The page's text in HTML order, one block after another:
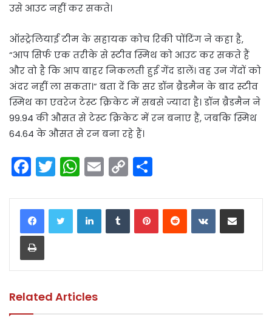
उसे आउट नहीं कर सकते।
ऑस्ट्रेलियाई टीम के सहायक कोच रिकी पोंटिंग ने कहा है,
“आप सिर्फ एक तरीके से स्टीव स्मिथ को आउट कर सकते हैं
और वो है कि आप बाहर निकलती हुई गेंद डालें। वह उन गेंदों को
अंदर नहीं ला सकता।” बता दें कि सर डॉन ब्रैडमैन के बाद स्टीव
स्मिथ का एवरेज टेस्ट क्रिकेट में सबसे ज्यादा है। डॉन ब्रैडमैन ने
99.94 की औसत से टेस्ट क्रिकेट में रन बनाए हैं, जबकि स्मिथ
64.64 के औसत से रन बना रहे हैं।
F
c
e
b
o
k
T
itt
er
W
a
ts
p
E
ai
l
C
p
y
n
ar
e
LinkedInTumblrPinterestReddit VKontakteShare via Email
Print
Related Articles